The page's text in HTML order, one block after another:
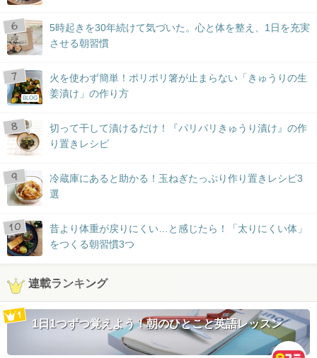
5時起きを30年続けて気づいた。心と体を整え、1日を充実
させる朝習慣
BLOG
火を使わず簡単！ポリポリ箸が止まらない「きゅうりの生
姜漬け」の作り方
切って干して漬けるだけ！『パリパリきゅうり漬け』の作
り置きレシピ
冷蔵庫にあると助かる！玉ねぎたっぷり作り置きレシピ3
選
昔より体重が戻りにくい…と感じたら！「太りにくい体」
をつくる朝習慣3つ
連載ランキング
1日1つずつ覚えよう！朝のひとこと英語レッスン